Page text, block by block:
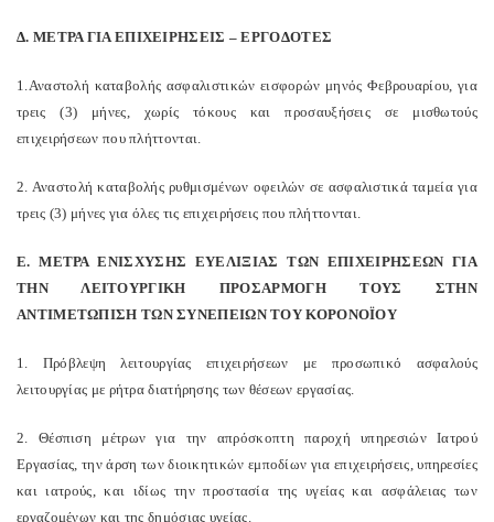
Δ. ΜΕΤΡΑ ΓΙΑ ΕΠΙΧΕΙΡΗΣΕΙΣ – ΕΡΓΟΔΟΤΕΣ
1.Αναστολή καταβολής ασφαλιστικών εισφορών μηνός Φεβρουαρίου, για
τρεις (3) μήνες, χωρίς τόκους και προσαυξήσεις σε μισθωτούς
επιχειρήσεων που πλήττονται.
2. Αναστολή καταβολής ρυθμισμένων οφειλών σε ασφαλιστικά ταμεία για
τρεις (3) μήνες για όλες τις επιχειρήσεις που πλήττονται.
Ε. ΜΕΤΡΑ ΕΝΙΣΧΥΣΗΣ ΕΥΕΛΙΞΙΑΣ ΤΩΝ ΕΠΙΧΕΙΡΗΣΕΩΝ ΓΙΑ
ΤΗΝ ΛΕΙΤΟΥΡΓΙΚΗ ΠΡΟΣΑΡΜΟΓΗ ΤΟΥΣ ΣΤΗΝ
ΑΝΤΙΜΕΤΩΠΙΣΗ ΤΩΝ ΣΥΝΕΠΕΙΩΝ ΤΟΥ ΚΟΡΟΝΟΪΟΥ
1. Πρόβλεψη λειτουργίας επιχειρήσεων με προσωπικό ασφαλούς
λειτουργίας με ρήτρα διατήρησης των θέσεων εργασίας.
2. Θέσπιση μέτρων για την απρόσκοπτη παροχή υπηρεσιών Ιατρού
Εργασίας, την άρση των διοικητικών εμποδίων για επιχειρήσεις, υπηρεσίες
και ιατρούς, και ιδίως την προστασία της υγείας και ασφάλειας των
εργαζομένων και της δημόσιας υγείας.